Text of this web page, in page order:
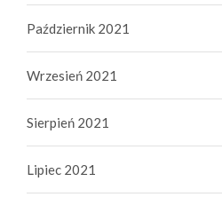
Październik 2021
Wrzesień 2021
Sierpień 2021
Lipiec 2021